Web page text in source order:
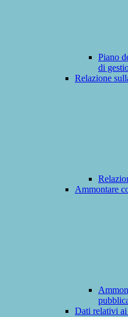
Piano
di
Relazione
Ammontare
Dati relativi ai